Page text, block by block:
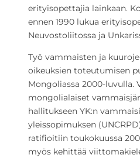
erityisopettajia lainkaan.
ennen 1990 lukua
Neuvostoliitossa ja
Työ vammaisten ja
oikeuksien toteutumisen
Mongoliassa 2000-luvulla.
mongolialaiset
hallitukseen YK:n
yleissopimuksen
ratifioitiin toukokuussa
myös kehittää